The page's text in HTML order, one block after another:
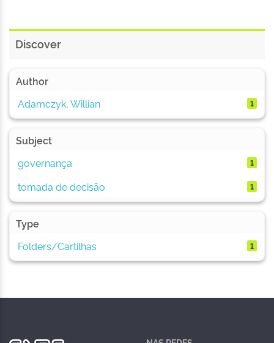
Discover
Author
Adamczyk, Willian
1
Subject
governança
1
tomada de decisão 1
Type
Folders/Cartilhas
1